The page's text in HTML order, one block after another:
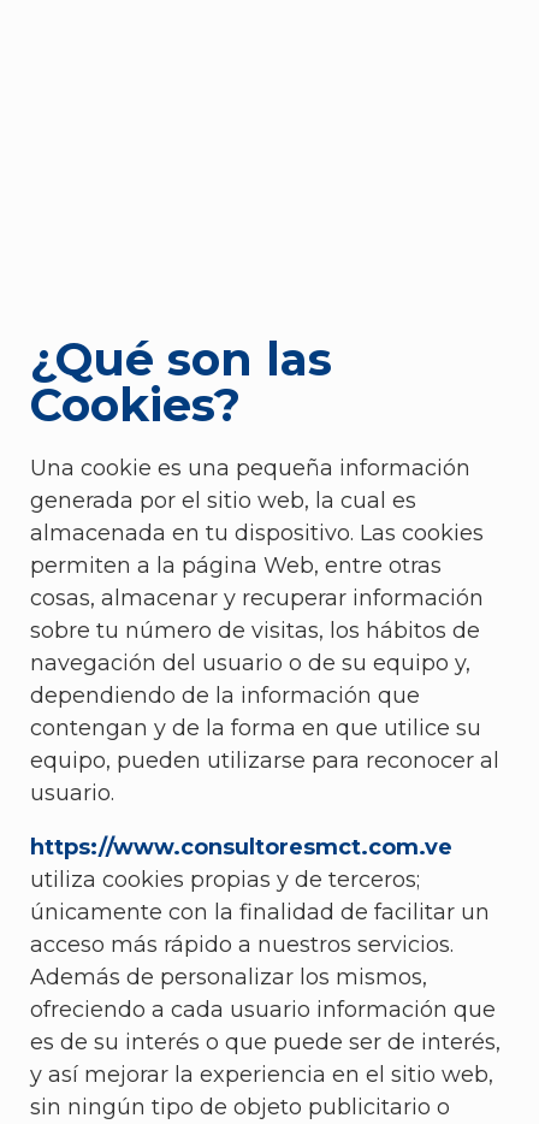
¿Qué son las
Cookies?
Una cookie es una pequeña información
generada por el sitio web, la cual es
almacenada en tu dispositivo. Las cookies
permiten a la página Web, entre otras
cosas, almacenar y recuperar información
sobre tu número de visitas, los hábitos de
navegación del usuario o de su equipo y,
dependiendo de la información que
contengan y de la forma en que utilice su
equipo, pueden utilizarse para reconocer al
usuario.
https://www.consultoresmct.com.ve
utiliza cookies propias y de terceros;
únicamente con la finalidad de facilitar un
acceso más rápido a nuestros servicios.
Además de personalizar los mismos,
ofreciendo a cada usuario información que
es de su interés o que puede ser de interés,
y así mejorar la experiencia en el sitio web,
sin ningún tipo de objeto publicitario o